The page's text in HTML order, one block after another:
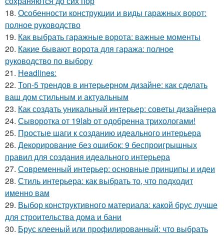
18. Особенности конструкции и виды гаражных ворот:
полное руководство
19. Как выбрать гаражные ворота: важные моменты
20. Какие бывают ворота для гаража: полное
руководство по выбору
21. Headlines:
22. Топ-5 трендов в интерьерном дизайне: как сделать
ваш дом стильным и актуальным
23. Как создать уникальный интерьер: советы дизайнера
24. Сыворотка от 19lab от одобренна трихологами!
25. Простые шаги к созданию идеального интерьера
26. Декорирование без ошибок: 9 беспроигрышных
правил для создания идеального интерьера
27. Современный интерьер: основные принципы и идеи
28. Стиль интерьера: как выбрать то, что подходит
именно вам
29. Выбор конструктивного материала: какой брус лучше
для строительства дома и бани
30. Брус клееный или профилированный: что выбрать